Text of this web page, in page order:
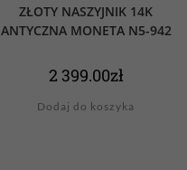
ZŁOTY NASZYJNIK 14K
ANTYCZNA MONETA N5-942
2 399.00zł
Dodaj do koszyka